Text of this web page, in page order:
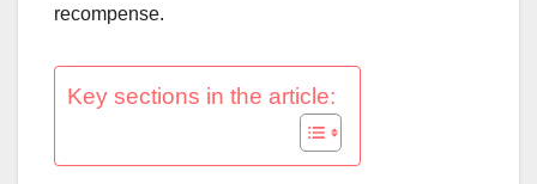
recompense.
Key sections in the article: